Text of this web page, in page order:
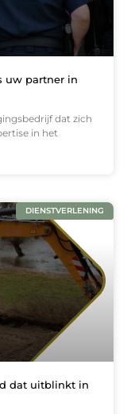
uw partner in
dat zich
in het
DIENSTVERLENING
dat uitblinkt in